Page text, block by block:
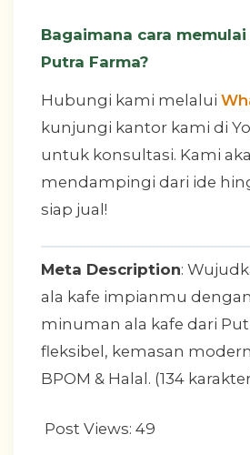
Bagaimana cara
Putra Farma?
Hubungi kami melalui
kunjungi kantor kami di
untuk konsultasi. Kami
mendampingi dari ide
siap jual!
Meta Description:
ala kafe impianmu
minuman ala kafe dari
fleksibel, kemasan
BPOM & Halal. (134
Post Views: 49